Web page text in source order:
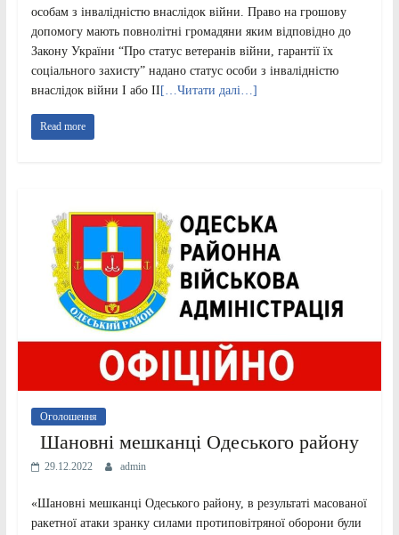
особам з інвалідністю внаслідок війни. Право на грошову
допомогу мають повнолітні громадяни яким відповідно до
Закону України “Про статус ветеранів війни, гарантії їх
соціального захисту” надано статус особи з інвалідністю
внаслідок війни І або ІІ […Читати далі…]
Read more
Оголошення
Шановні мешканці Одеського району
29.12.2022 admin
«Шановні мешканці Одеського району, в результаті масованої
ракетної атаки зранку силами протиповітряної оборони були